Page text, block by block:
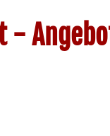
-